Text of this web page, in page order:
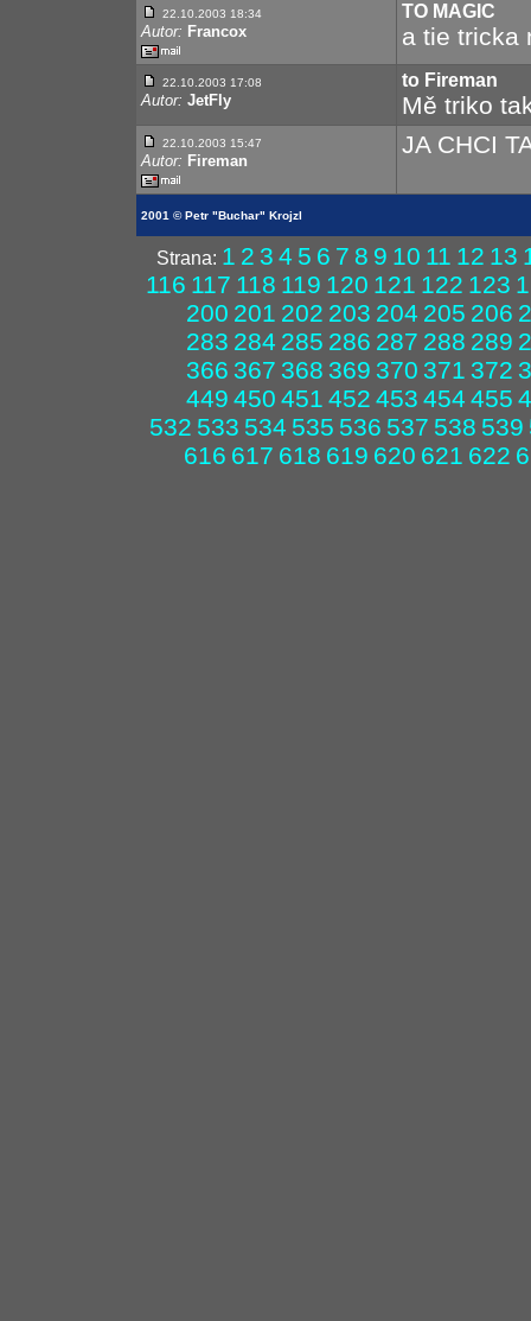
22.10.2003 18:34
Autor: Francox
TO MAGIC
a tie tricka
22.10.2003 17:08
Autor: JetFly
to Fireman
Mě triko
22.10.2003 15:47
Autor: Fireman
JA CHCI
2001 © Petr "Buchar" Krojzl
Strana: 1 2 3 4 5 6 7 8 9 10 11 12 13
116 117 118 119 120 121 122 123
200 201 202 203 204 205 206
283 284 285 286 287 288 289
366 367 368 369 370 371 372
449 450 451 452 453 454 455
532 533 534 535 536 537 538 539
616 617 618 619 620 621 622